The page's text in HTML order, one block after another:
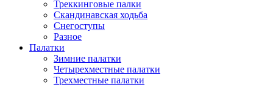
Треккинговые палки
Скандинавская ходьба
Снегоступы
Разное
Палатки
Зимние палатки
Четырехместные палатки
Трехместные палатки